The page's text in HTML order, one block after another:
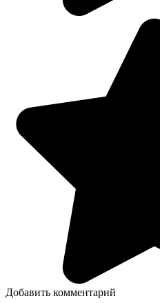
Добавить комментарий